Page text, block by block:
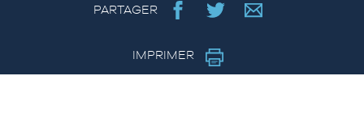
PARTAGER
IMPRIMER